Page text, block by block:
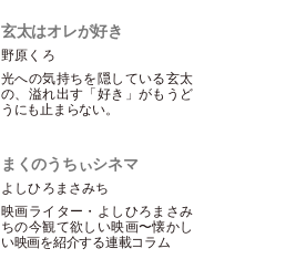
玄太はオレが好き
野原くろ
光への気持ちを隠している玄太
の、溢れ出す 「好き 」がもうど
うにも止まらない。
まくのうちぃシネマ
よしひろまさみち
映画ライター ・ よしひろまさみ
ちの今観て欲しい映画〜懐かし
い映画を紹介する連載コラム